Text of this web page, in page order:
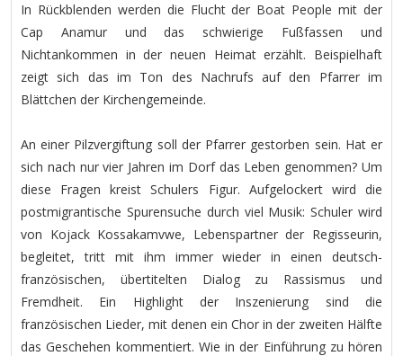
In Rückblenden werden die Flucht der Boat People mit der
Cap Anamur und das schwierige Fußfassen und
Nichtankommen in der neuen Heimat erzählt. Beispielhaft
zeigt sich das im Ton des Nachrufs auf den Pfarrer im
Blättchen der Kirchengemeinde.
An einer Pilzvergiftung soll der Pfarrer gestorben sein. Hat er
sich nach nur vier Jahren im Dorf das Leben genommen? Um
diese Fragen kreist Schulers Figur. Aufgelockert wird die
postmigrantische Spurensuche durch viel Musik: Schuler wird
von Kojack Kossakamvwe, Lebenspartner der Regisseurin,
begleitet, tritt mit ihm immer wieder in einen deutsch-
französischen, übertitelten Dialog zu Rassismus und
Fremdheit. Ein Highlight der Inszenierung sind die
französischen Lieder, mit denen ein Chor in der zweiten Hälfte
das Geschehen kommentiert. Wie in der Einführung zu hören